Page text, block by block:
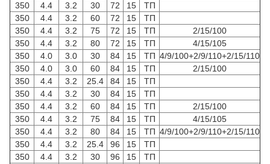
350
4.4 3.2 30 72 15
ТП
350
4.4 3.2 60 72 15
ТП
350
4.4 3.2 75 72 15 ТП
2/15/100
350
4.4 3.2 80 72 15 ТП
4/15/105
350
4.0 3.0 30 84 15 ТП 4/9/100+2/9/110+2/15/110
350
4.0 3.0 60 84 15 ТП
2/15/100
350
4.4 3.2 25.4 84 15
ТП
350
4.4 3.2 30 84 15
ТП
350
4.4 3.2 60 84 15 ТП
2/15/100
350
4.4 3.2 75 84 15 ТП
4/15/105
350
4.4 3.2 80 84 15 ТП 4/9/100+2/9/110+2/15/110
350
4.4 3.2 25.4 96 15
ТП
350
4.4 3.2 30 96 15
ТП